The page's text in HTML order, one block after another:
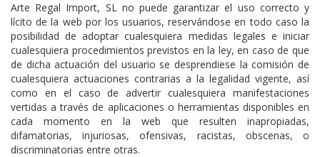
Arte Regal Import, SL no puede garantizar el uso correcto y
lícito de la web por los usuarios, reservándose en todo caso la
posibilidad de adoptar cualesquiera medidas legales e iniciar
cualesquiera procedimientos previstos en la ley, en caso de que
de dicha actuación del usuario se desprendiese la comisión de
cualesquiera actuaciones contrarias a la legalidad vigente, así
como en el caso de advertir cualesquiera manifestaciones
vertidas a través de aplicaciones o herramientas disponibles en
cada momento en la web que resulten inapropiadas,
difamatorias, injuriosas, ofensivas, racistas, obscenas, o
discriminatorias entre otras.